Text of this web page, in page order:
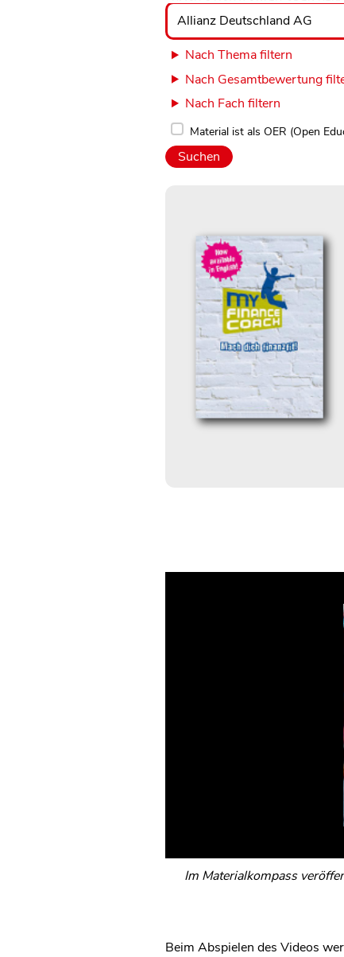
Nach
Stichworten
oder
Herausgebern
suchenNach Thema filtern
Nach Gesamtbewertung
Nach Fach filtern
Material ist als OER (Open
Im Materialkompass
Beim Abspielen des Videos